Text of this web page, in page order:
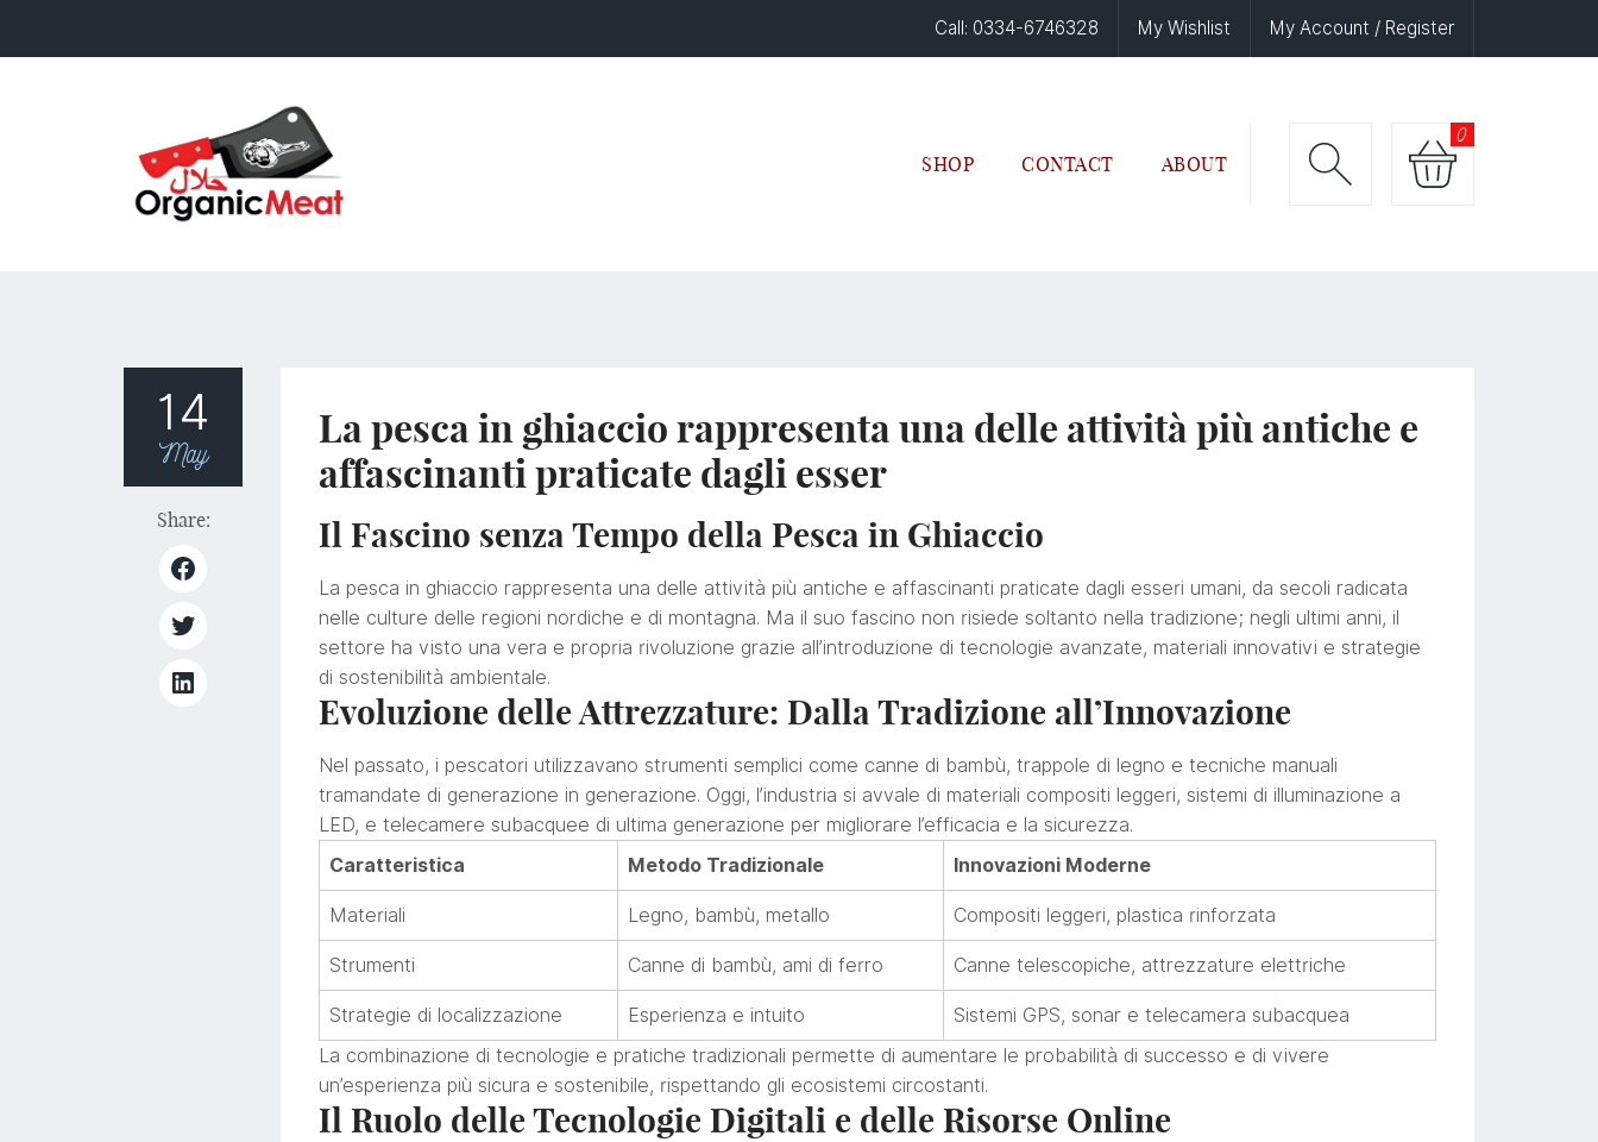
Call: 0334-6746328 My Wishlist My Account / Register
SHOP CONTACT ABOUT
0
14
May
Share:
La pesca in ghiaccio rappresenta una delle attività più antiche e
affascinanti praticate dagli esser
Il Fascino senza Tempo della Pesca in Ghiaccio
La pesca in ghiaccio rappresenta una delle attività più antiche e affascinanti praticate dagli esseri umani, da secoli radicata
nelle culture delle regioni nordiche e di montagna. Ma il suo fascino non risiede soltanto nella tradizione; negli ultimi anni, il
settore ha visto una vera e propria rivoluzione grazie all’introduzione di tecnologie avanzate, materiali innovativi e strategie
di sostenibilità ambientale.
Evoluzione delle Attrezzature: Dalla Tradizione all’Innovazione
Nel passato, i pescatori utilizzavano strumenti semplici come canne di bambù, trappole di legno e tecniche manuali
tramandate di generazione in generazione. Oggi, l’industria si avvale di materiali compositi leggeri, sistemi di illuminazione a
LED, e telecamere subacquee di ultima generazione per migliorare l’efficacia e la sicurezza.
Caratteristica
Metodo Tradizionale Innovazioni Moderne
Materiali Legno, bambù, metallo Compositi leggeri, plastica rinforzata
Strumenti Canne di bambù, ami di ferro Canne telescopiche, attrezzature elettriche
Strategie di localizzazione Esperienza e intuito
Sistemi GPS, sonar e telecamera subacquea
La combinazione di tecnologie e pratiche tradizionali permette di aumentare le probabilità di successo e di vivere
un’esperienza più sicura e sostenibile, rispettando gli ecosistemi circostanti.
Il Ruolo delle Tecnologie Digitali e delle Risorse Online